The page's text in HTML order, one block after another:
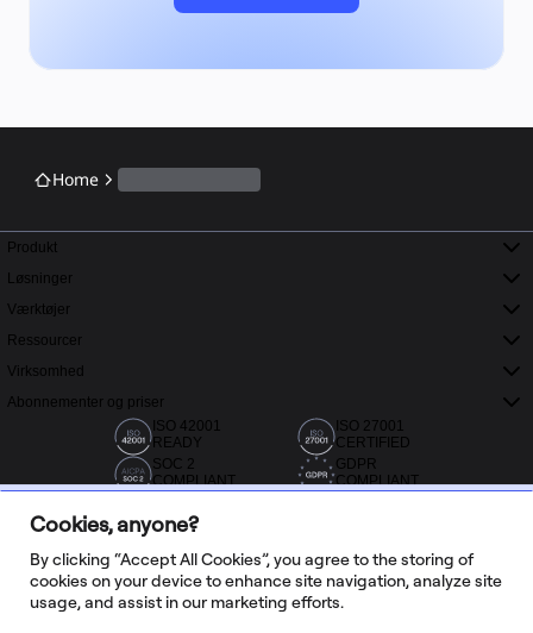
Home
Produkt
Løsninger
Værktøjer
Ressourcer
Virksomhed
Abonnementer og priser
ISO 42001
READY
ISO 27001
CERTIFIED
SOC 2
COMPLIANT
GDPR
COMPLIANT
Over 20.000 anmeldelser fra Capterra, G2 og Trustradius
Cookies, anyone?
By clicking “Accept All Cookies”, you agree to the storing of
cookies on your device to enhance site navigation, analyze site
usage, and assist in our marketing efforts.